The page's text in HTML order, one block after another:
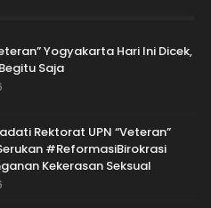
Yogyakarta Hari Ini Dicek,
Saja
Rektorat UPN “Veteran”
#ReformasiBirokrasi
Kekerasan Seksual